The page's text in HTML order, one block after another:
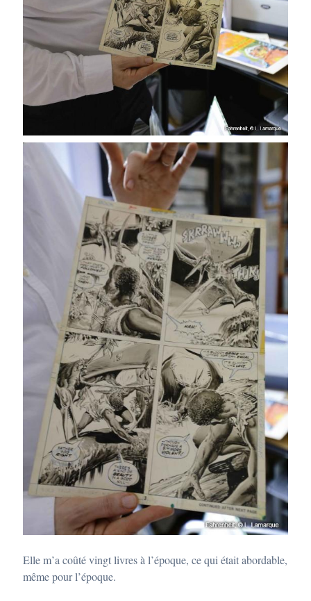
Elle m’a coûté vingt livres à l’époque, ce qui était abordable,
même pour l’époque.